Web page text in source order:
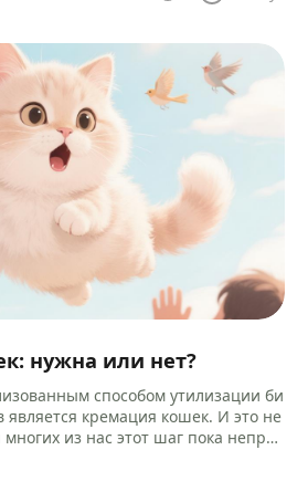
нужна или нет?
способом утилизации би
является кремация кошек. И это не
многих из нас этот шаг пока непри